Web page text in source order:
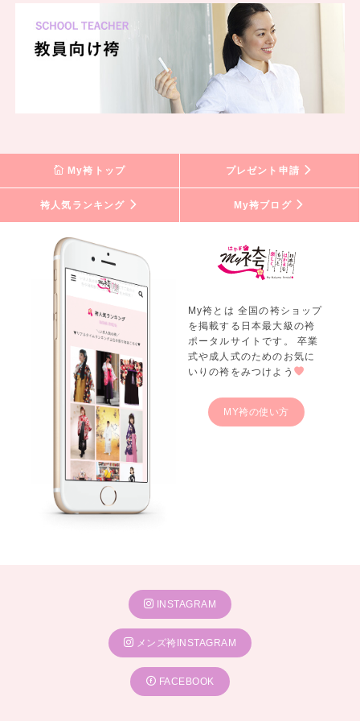
My袴トップ プレゼント申請
袴人気ランキング My袴ブログ
My袴とは 全国の袴ショップ
を掲載する日本最大級の袴
ポータルサイトです。 卒業
式や成人式のためのお気に
いりの袴をみつけよう
MY袴の使い方
INSTAGRAM
メンズ袴INSTAGRAM
FACEBOOK